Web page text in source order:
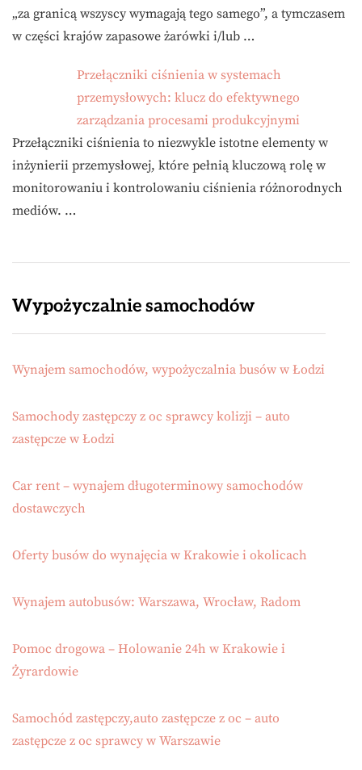
„za granicą wszyscy wymagają tego samego”, a tymczasem
w części krajów zapasowe żarówki i/lub …
Przełączniki ciśnienia w systemach
przemysłowych: klucz do efektywnego
zarządzania procesami produkcyjnymi
Przełączniki ciśnienia to niezwykle istotne elementy w
inżynierii przemysłowej, które pełnią kluczową rolę w
monitorowaniu i kontrolowaniu ciśnienia różnorodnych
mediów. …
Wypożyczalnie samochodów
Wynajem samochodów, wypożyczalnia busów w Łodzi
Samochody zastępczy z oc sprawcy kolizji – auto
zastępcze w Łodzi
Car rent – wynajem długoterminowy samochodów
dostawczych
Oferty busów do wynajęcia w Krakowie i okolicach
Wynajem autobusów: Warszawa, Wrocław, Radom
Pomoc drogowa – Holowanie 24h w Krakowie i
Żyrardowie
Samochód zastępczy,auto zastępcze z oc – auto
zastępcze z oc sprawcy w Warszawie